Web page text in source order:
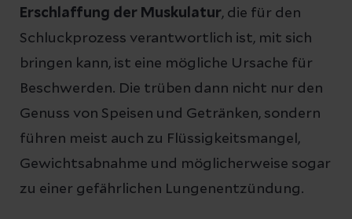
Erschlaffung der Muskulatur, die für den
Schluckprozess verantwortlich ist, mit sich
bringen kann, ist eine mögliche Ursache für
Beschwerden. Die trüben dann nicht nur den
Genuss von Speisen und Getränken, sondern
führen meist auch zu Flüssigkeitsmangel,
Gewichtsabnahme und möglicherweise sogar
zu einer gefährlichen Lungenentzündung.